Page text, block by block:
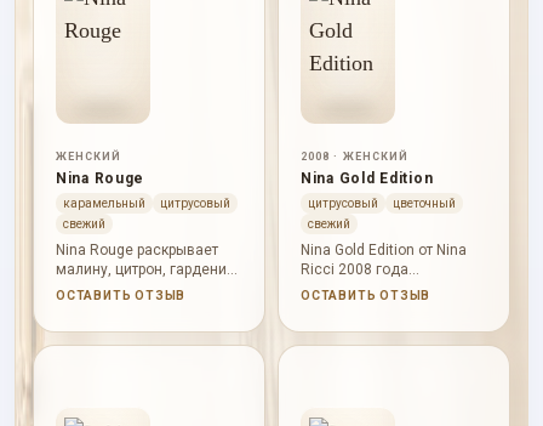
ЖЕНСКИЙ
Nina Rouge
карамельный
цитрусовый
свежий
Nina Rouge раскрывает
малину, цитрон, гардению,
цветок имбиря, карамель
ОСТАВИТЬ ОТЗЫВ
2008 · ЖЕНСКИЙ
Nina Gold Edition
цитрусовый
цветочный
свежий
Nina Gold Edition от Nina
Ricci 2008 года
раскрывается через
свежесть, древесная
глубина. В начале
ОСТАВИТЬ ОТЗЫВ